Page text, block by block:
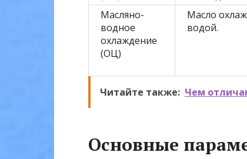
Масляно-
водное
охлаждение
(ОЦ)
Масло
водой.
Читайте также: Чем
Основные